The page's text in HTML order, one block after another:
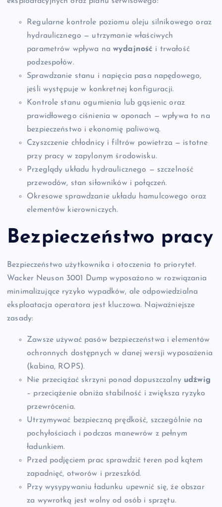
Regularne kontrole poziomu oleju silnikowego oraz
hydraulicznego — utrzymanie właściwych
parametrów wpływa nawydajność i trwałość
podzespołów.
Sprawdzanie stanu i napięcia pasa napędowego,
jeśli występuje w konkretnej konfiguracji.
Kontrole stanu ogumienia lub gąsienic oraz
prawidłowego ciśnienia w oponach — wpływa to na
bezpieczeństwo i ekonomię paliwową.
Czyszczenie chłodnicy i filtrów powietrza — istotne
przy pracy w zapylonym środowisku.
Przeglądy układu hydraulicznego — szczelność
przewodów, stan siłowników i połączeń.
Okresowe sprawdzanie układu hamulcowego oraz
elementów kierowniczych.
Bezpieczeństwo pracy
Bezpieczeństwo użytkownika i otoczenia to priorytet.
Wacker Neuson 3001 Dump wyposażono w rozwiązania
minimalizujące ryzyko wypadków, ale odpowiedzialna
eksploatacja operatora jest kluczowa. Najważniejsze
zasady:
Zawsze używać pasów bezpieczeństwa i elementów
ochronnych dostępnych w danej wersji wyposażenia
(kabina, ROPS).
Nie przeciążać skrzyni ponad dopuszczalny udźwig
– przeciążenie obniża stabilność i zwiększa ryzyko
przewrócenia.
Utrzymywać bezpieczną prędkość, szczególnie na
pochyłościach i podczas manewrów z pełnym
ładunkiem.
Przed podjęciem prac sprawdzić teren pod kątem
zapadnięć, otworów i przeszkód.
Przy wysypywaniu ładunku upewnić się, że obszar
za wywrotką jest wolny od osób i sprzętu.